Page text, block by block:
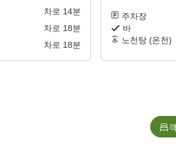
차로 14분
차로 18분
차로 18분
주차장
바
노천탕 (온천)